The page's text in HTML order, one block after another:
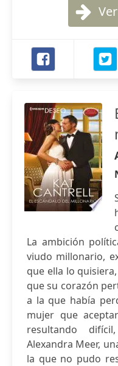
La ambición
viudo millonario,
que ella lo
que su corazón
a la que había
mujer que
resultando
Alexandra Meer,
la que no pudo